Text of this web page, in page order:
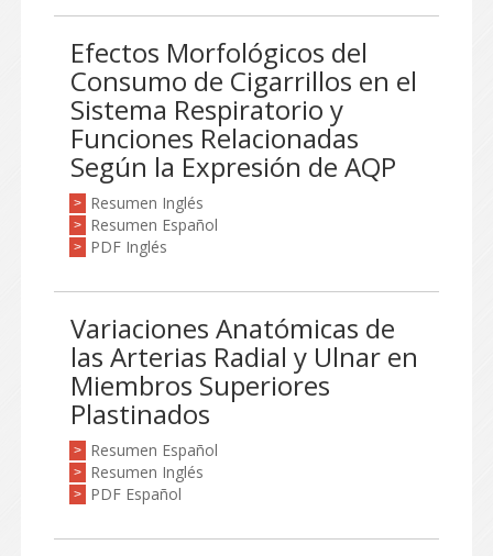
Efectos Morfológicos del
Consumo de Cigarrillos en el
Sistema Respiratorio y
Funciones Relacionadas
Según la Expresión de AQP
> Resumen Inglés
> Resumen Español
> PDF Inglés
Variaciones Anatómicas de
las Arterias Radial y Ulnar en
Miembros Superiores
Plastinados
> Resumen Español
> Resumen Inglés
> PDF Español